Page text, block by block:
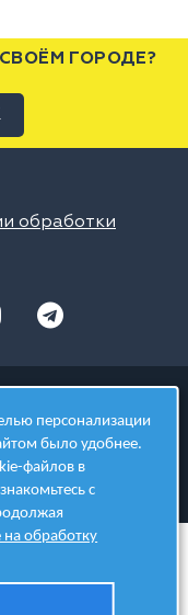
ГОРОДЕ?
обработки
творчества
персонализации
было удобнее.
файлов в
с
на обработку